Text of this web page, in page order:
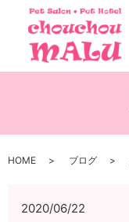
HOME ブログ
2020/06/22